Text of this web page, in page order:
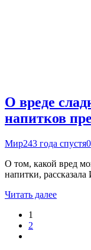
О вреде
напитков
Мир243 года спустя0
О том, какой вред
напитки,
Читать далее
1
2